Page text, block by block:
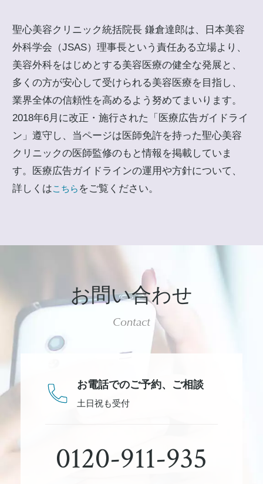
聖心美容クリニック統括院長 鎌倉達郎は、日本美容
外科学会（JSAS）理事長という責任ある立場より、
美容外科をはじめとする美容医療の健全な発展と、
多くの方が安心して受けられる美容医療を目指し、
業界全体の信頼性を高めるよう努めてまいります。
2018年6月に改正・施行された「医療広告ガイドライ
ン」遵守し、当ページは医師免許を持った聖心美容
クリニックの医師監修のもと情報を掲載していま
す。医療広告ガイドラインの運用や方針について、
詳しくはこちら をご覧ください。
お問い合わせ
Contact
お電話でのご予約、 ご相談
土日祝も受付
0120-911-935